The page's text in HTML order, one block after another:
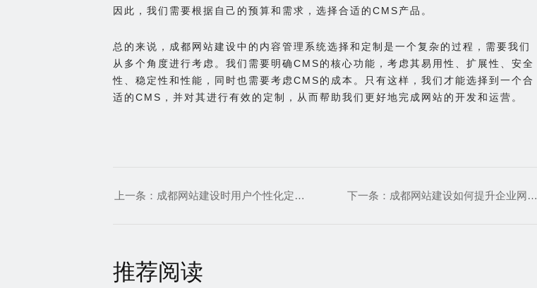
因此，我们需要根据自己的预算和需求，选择合适的CMS产品。
总的来说，成都网站建设中的内容管理系统选择和定制是一个复杂的过程，需要我们
从多个角度进行考虑。我们需要明确CMS的核心功能，考虑其易用性、扩展性、安全
性、稳定性和性能，同时也需要考虑CMS的成本。只有这样，我们才能选择到一个合
适的CMS，并对其进行有效的定制，从而帮助我们更好地完成网站的开发和运营。
上一条： 成都网站建设时用户个性化定制和推荐系统的开发技巧 下一条： 成都网站建设如何提升企业网站客户转化率
推荐阅读